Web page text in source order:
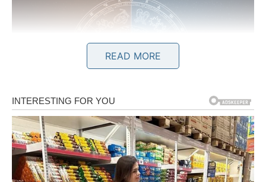
JARAC – Nagrada za godine
READ MORE